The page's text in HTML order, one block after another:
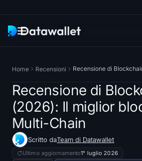
Ricerca
Tracciatori di ETF
ETF Bitcoin
Home Recensioni
Recensione di
(2026): Il miglior
Multi-Chain
Scritto daTeam di Datawallet
Ultimo aggiornamento1° luglio 2026